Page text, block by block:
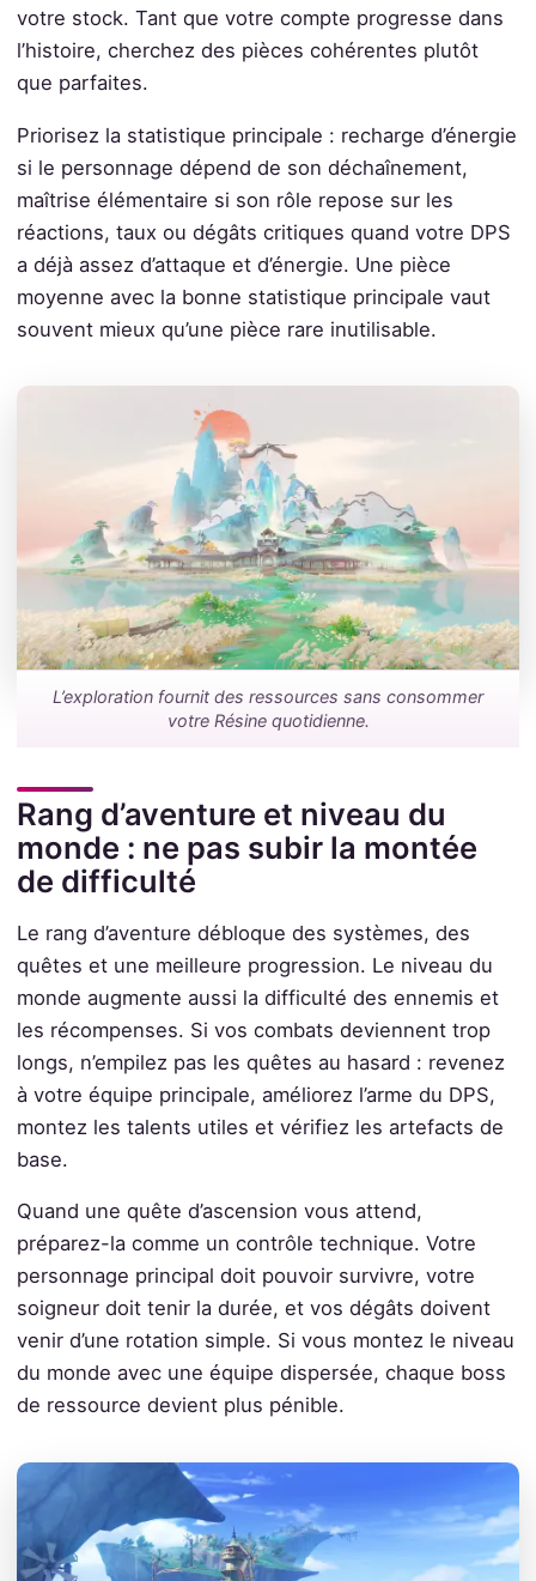
votre stock. Tant que votre compte progresse dans
l’histoire, cherchez des pièces cohérentes plutôt
que parfaites.
Priorisez la statistique principale : recharge d’énergie
si le personnage dépend de son déchaînement,
maîtrise élémentaire si son rôle repose sur les
réactions, taux ou dégâts critiques quand votre DPS
a déjà assez d’attaque et d’énergie. Une pièce
moyenne avec la bonne statistique principale vaut
souvent mieux qu’une pièce rare inutilisable.
L’exploration fournit des ressources sans consommer
votre Résine quotidienne.
Rang d’aventure et niveau du
monde : ne pas subir la montée
de difficulté
Le rang d’aventure débloque des systèmes, des
quêtes et une meilleure progression. Le niveau du
monde augmente aussi la difficulté des ennemis et
les récompenses. Si vos combats deviennent trop
longs, n’empilez pas les quêtes au hasard : revenez
à votre équipe principale, améliorez l’arme du DPS,
montez les talents utiles et vérifiez les artefacts de
base.
Quand une quête d’ascension vous attend,
préparez-la comme un contrôle technique. Votre
personnage principal doit pouvoir survivre, votre
soigneur doit tenir la durée, et vos dégâts doivent
venir d’une rotation simple. Si vous montez le niveau
du monde avec une équipe dispersée, chaque boss
de ressource devient plus pénible.